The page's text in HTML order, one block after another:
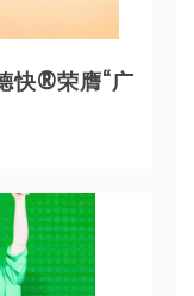
快®荣膺“广